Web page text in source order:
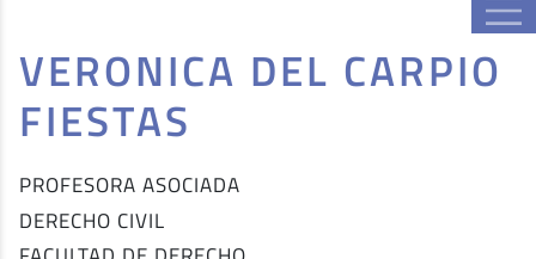
VERONICA DEL CARPIO
FIESTAS
PROFESORA ASOCIADA
DERECHO CIVIL